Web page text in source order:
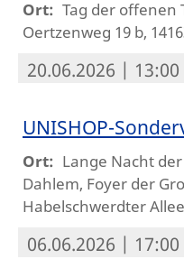
Ort: Tag der offenen
Oertzenweg 19 b,
20.06.2026 | 13:00
UNISHOP-
Ort: Lange Nacht
Dahlem, Foyer der
Habelschwerdter
06.06.2026 | 17:00